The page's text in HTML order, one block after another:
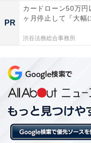
PR
カードローン50万
ヶ月停止して『大幅
渋谷法務総合事務所